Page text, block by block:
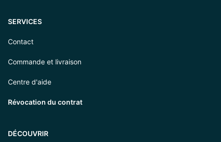
SERVICES
Contact
Commande et livraison
Centre d'aide
Révocation du contrat
DÉCOUVRIR